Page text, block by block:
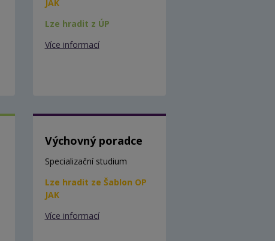
JAK
Lze hradit z ÚP
Více informací
Výchovný poradce
Specializační studium
Lze hradit ze Šablon OP
JAK
Více informací